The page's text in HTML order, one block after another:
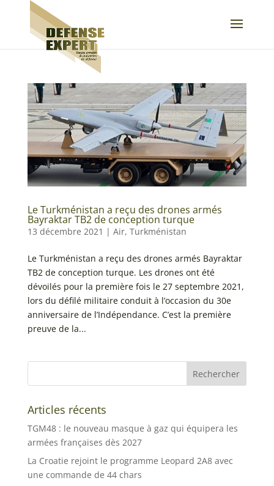
Le Turkménistan a reçu des drones armés
Bayraktar TB2 de conception turque
13 décembre 2021 | Air, Turkménistan
Le Turkménistan a reçu des drones armés Bayraktar
TB2 de conception turque. Les drones ont été
dévoilés pour la première fois le 27 septembre 2021,
lors du défilé militaire conduit à l’occasion du 30e
anniversaire de l’Indépendance. C’est la première
preuve de la...
Articles récents
TGM48 : le nouveau masque à gaz qui équipera les
armées françaises dès 2027
La Croatie rejoint le programme Leopard 2A8 avec
une commande de 44 chars